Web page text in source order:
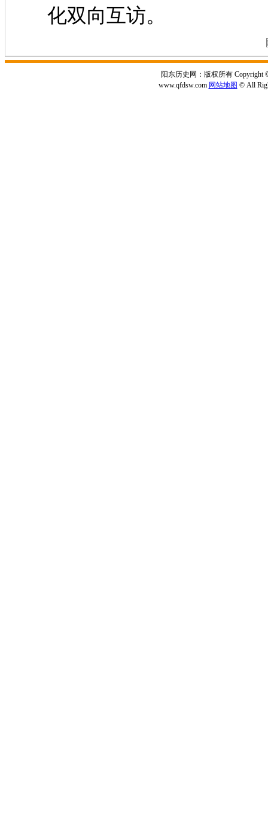
化双向互访。
阳东历史网：版权所有 Copyright
www.qfdsw.com 网站地图 © All